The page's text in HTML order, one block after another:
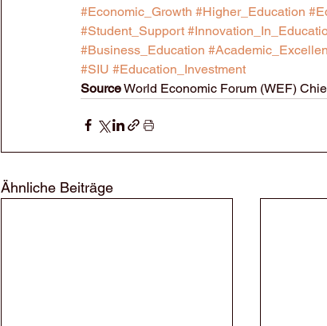
#Economic_Growth #Higher_Education
#Student_Support
#Business_Education
#SIU #Education_Investment
Source World Economic Forum (WEF)
Ähnliche Beiträge